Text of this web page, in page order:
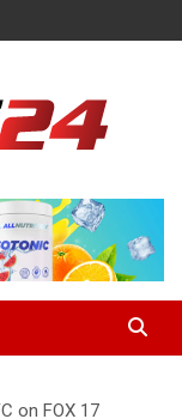
1, UFC
on FOX 17